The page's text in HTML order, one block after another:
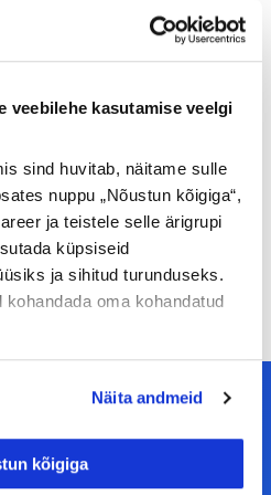
veebilehe kasutamise veelgi
sind huvitab, näitame sulle
nuppu „Nõustun kõigiga“,
ja teistele selle ärigrupi
küpsiseid
ja sihitud turunduseks.
oma kohandatud
Näita andmeid
kõigiga
leiad!